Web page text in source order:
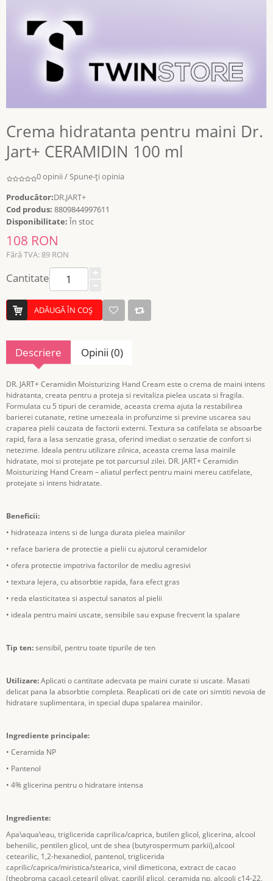
Crema hidratanta pentru maini Dr.
Jart+ CERAMIDIN 100 ml
0 opinii /Spune-ţi opinia
Producător:DR.JART+
Cod produs: 8809844997611
Disponibilitate: În stoc
108 RON
Fără TVA: 89 RON
Cantitate
ADĂUGĂ ÎN COŞ
Descriere Opinii (0)
DR. JART+ Ceramidin Moisturizing Hand Cream este o crema de maini intens
hidratanta, creata pentru a proteja si revitaliza pielea uscata si fragila.
Formulata cu 5 tipuri de ceramide, aceasta crema ajuta la restabilirea
barierei cutanate, retine umezeala in profunzime si previne uscarea sau
craparea pielii cauzata de factorii externi. Textura sa catifelata se absoarbe
rapid, fara a lasa senzatie grasa, oferind imediat o senzatie de confort si
netezime. Ideala pentru utilizare zilnica, aceasta crema lasa mainile
hidratate, moi si protejate pe tot parcursul zilei. DR. JART+ Ceramidin
Moisturizing Hand Cream – aliatul perfect pentru maini mereu catifelate,
protejate si intens hidratate.
Beneficii:
• hidrateaza intens si de lunga durata pielea mainilor
• reface bariera de protectie a pielii cu ajutorul ceramidelor
• ofera protectie impotriva factorilor de mediu agresivi
• textura lejera, cu absorbtie rapida, fara efect gras
• reda elasticitatea si aspectul sanatos al pielii
• ideala pentru maini uscate, sensibile sau expuse frecvent la spalare
Tip ten:sensibil, pentru toate tipurile de ten
Utilizare:Aplicati o cantitate adecvata pe maini curate si uscate. Masati
delicat pana la absorbtie completa. Reaplicati ori de cate ori simtiti nevoia de
hidratare suplimentara, in special dupa spalarea mainilor.
Ingrediente principale:
• Ceramida NP
• Pantenol
• 4% glicerina pentru o hidratare intensa
Ingrediente:
Apa\aqua\eau, triglicerida caprilica/caprica, butilen glicol, glicerina, alcool
behenilic, pentilen glicol, unt de shea (butyrospermum parkii),alcool
cetearilic, 1,2-hexanediol, pantenol, triglicerida
caprilic/caprica/miristica/stearica, vinil dimeticona, extract de cacao
(theobroma cacao),cetearil olivat, caprilil glicol, ceramida np, alcooli c14-22,